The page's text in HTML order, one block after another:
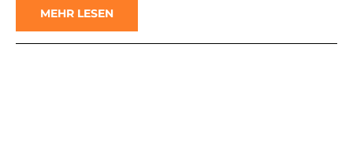
MEHR LESEN